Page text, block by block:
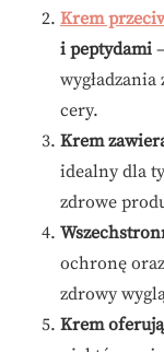
Krem
i peptydami
cery.
Krem
idealny dla
zdrowe
ochronę
zdrowy
Krem